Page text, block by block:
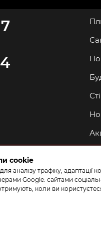
cookie
аналізу трафіку, адаптації
Google: сайтами
коли ви